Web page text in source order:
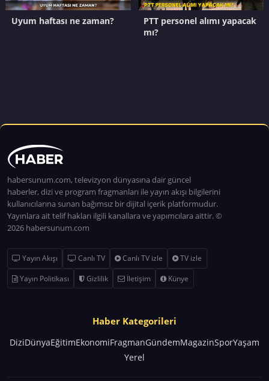
Uyum haftası ne zaman?
PTT personel alımı yapacak
mı?
habersunum.com, televizyon dünyasına dair güncel
haberler, dizi ve program fragmanları ile yayın akışı bilgilerini
kullanıcılarına sunan bağımsız bir dijital içerik platformudur.
Yayınlara ait telif hakları ilgili kanallara ve yapımcılara aittir. ©
2026 habersunum.com
Yayın Akışı Canlı TV Canlı TV izle
TV izle
Yayın Politikası
Gizlilik İletişim Künye
Haber Kategorileri
DiziDünyaEğitimEkonomiFragmanGündemMagazinSporYaşam
Yerel